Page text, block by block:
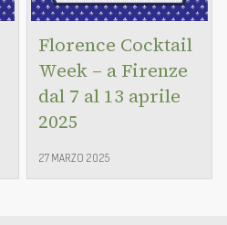
Florence Cocktail
Week – a Firenze
dal 7 al 13 aprile
2025
27 MARZO 2025